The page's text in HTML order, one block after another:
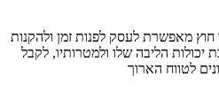
מאפשרת לעסק לפנות זמן ולהקנות
יכולות הליבה שלו ולמטרותיו, לקבל
לטווח הארוך